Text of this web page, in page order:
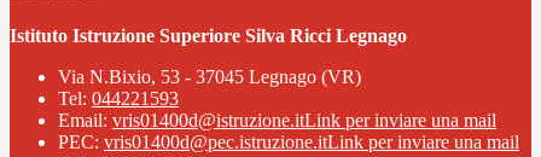
Istituto Istruzione Superiore Silva Ricci Legnago
Via N.Bixio, 53 - 37045 Legnago (VR)
Tel: 044221593
Email: vris01400d@istruzione.itLink per inviare una mail
PEC: vris01400d@pec.istruzione.itLink per inviare una mail